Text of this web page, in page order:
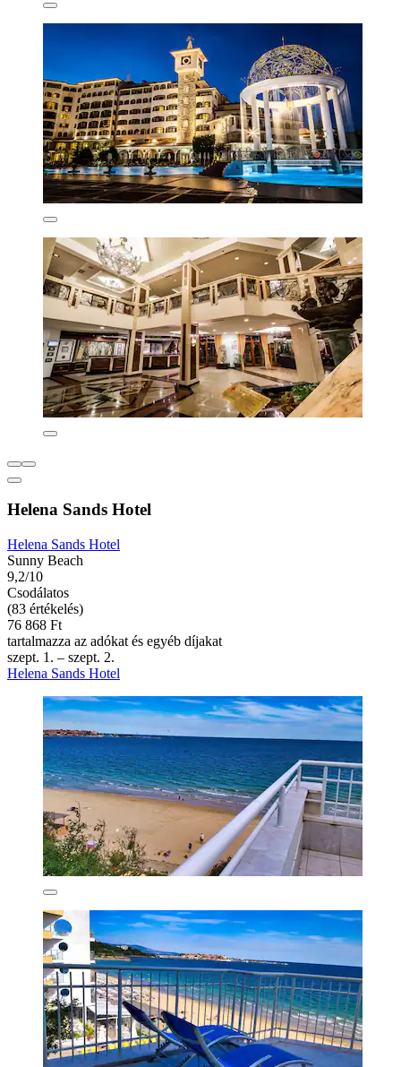
Helena Sands Hotel
Helena Sands Hotel
Sunny Beach
9,2/10
Csodálatos
(83 értékelés)
76 868 Ft
tartalmazza az adókat és egyéb díjakat
szept. 1. – szept. 2.
Helena Sands Hotel